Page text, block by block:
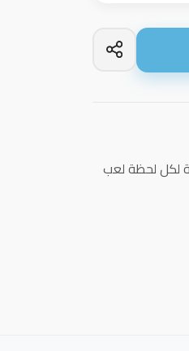
لكل لحظة لعب